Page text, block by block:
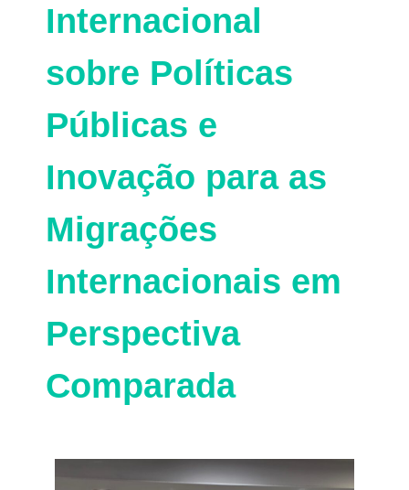
Internacional
sobre Políticas
Públicas e
Inovação para as
Migrações
Internacionais em
Perspectiva
Comparada